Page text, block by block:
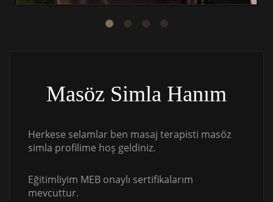
Masöz Simla Hanım
Herkese selamlar ben masaj terapisti masöz
simla profilime hoş geldiniz.
Eğitimliyim MEB onaylı sertifikalarım
mevcuttur.